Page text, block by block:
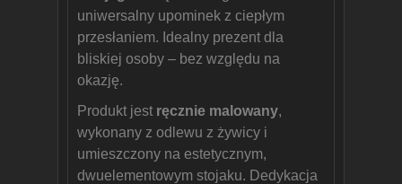
uniwersalny upominek z ciepłym
przesłaniem. Idealny prezent dla
bliskiej osoby – bez względu na
okazję.
Produkt jest ręcznie malowany,
wykonany z odlewu z żywicy i
umieszczony na estetycznym,
dwuelementowym stojaku. Dedykacja